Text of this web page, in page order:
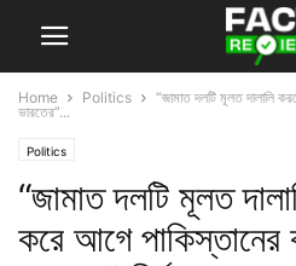
Home Politics
“জামাত দলটি মূলত দালালি
ভারতের”...
Politics
“জামাত দলটি মূলত
করে আগে